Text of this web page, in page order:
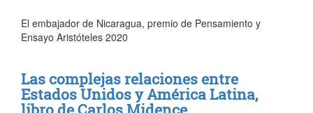
El embajador de Nicaragua, premio de Pensamiento y
Ensayo Aristóteles 2020
Las complejas relaciones entre
Estados Unidos y América Latina,